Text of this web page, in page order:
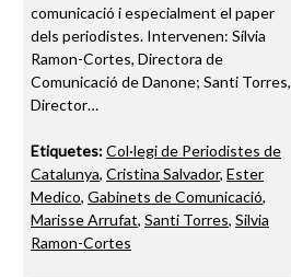
comunicació i especialment el paper
dels periodistes. Intervenen: Sílvia
Ramon-Cortes, Directora de
Comunicació de Danone; Santi Torres,
Director…
Etiquetes:Col·legi de Periodistes de
Catalunya, Cristina Salvador, Ester
Medico, Gabinets de Comunicació,
Marisse Arrufat, Santi Torres, Silvia
Ramon-Cortes